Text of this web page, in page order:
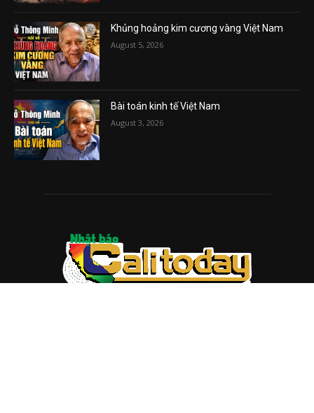
Khủng hoảng kim cương vàng Việt Nam
August 5, 2026
Bài toán kinh tế Việt Nam
August 3, 2026